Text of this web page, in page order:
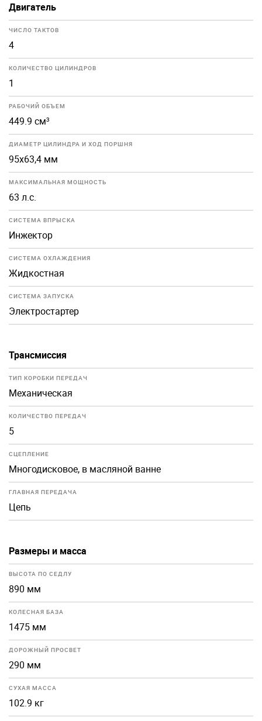
Двигатель
ЧИСЛО ТАКТОВ
4
КОЛИЧЕСТВО ЦИЛИНДРОВ
1
РАБОЧИЙ ОБЪЕМ
449.9 см³
ДИАМЕТР ЦИЛИНДРА И ХОД ПОРШНЯ
95x63,4 мм
МАКСИМАЛЬНАЯ МОЩНОСТЬ
63 л.с.
СИСТЕМА ВПРЫСКА
Инжектор
СИСТЕМА ОХЛАЖДЕНИЯ
Жидкостная
СИСТЕМА ЗАПУСКА
Электростартер
Трансмиссия
ТИП КОРОБКИ ПЕРЕДАЧ
Механическая
КОЛИЧЕСТВО ПЕРЕДАЧ
5
СЦЕПЛЕНИЕ
Многодисковое, в масляной ванне
ГЛАВНАЯ ПЕРЕДАЧА
Цепь
Размеры и масса
ВЫСОТА ПО СЕДЛУ
890 мм
КОЛЕСНАЯ БАЗА
1475 мм
ДОРОЖНЫЙ ПРОСВЕТ
290 мм
СУХАЯ МАССА
102.9 кг